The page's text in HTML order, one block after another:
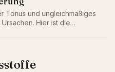
Tonus und ungleichmäßiges
Hier ist die